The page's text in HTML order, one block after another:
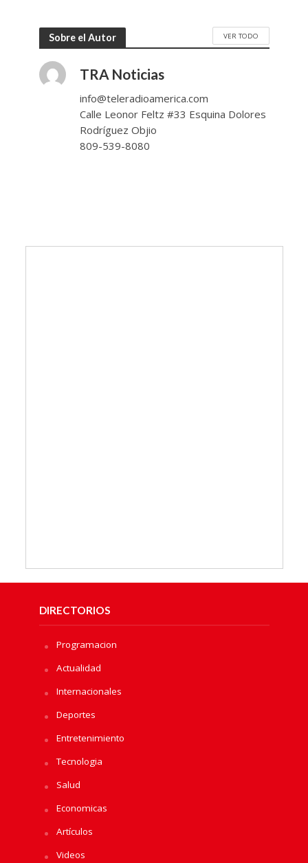
Sobre el Autor VER TODO
TRA Noticias
info@teleradioamerica.com
Calle Leonor Feltz #33 Esquina Dolores
Rodríguez Objio
809-539-8080
DIRECTORIOS
Programacion
Actualidad
Internacionales
Deportes
Entretenimiento
Tecnologia
Salud
Economicas
Artículos
Videos